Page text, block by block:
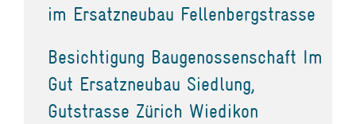
im Ersatzneubau Fellenbergstrasse
Besichtigung Baugenossenschaft Im
Gut Ersatzneubau Siedlung,
Gutstrasse Zürich Wiedikon